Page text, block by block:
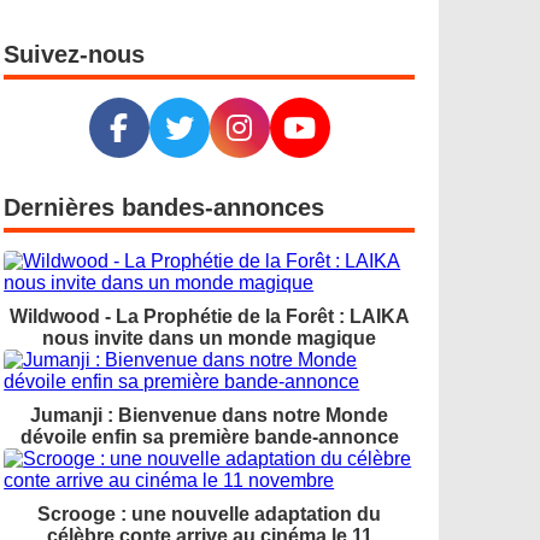
Suivez-nous
Dernières bandes-annonces
Wildwood - La Prophétie de la Forêt : LAIKA
nous invite dans un monde magique
Jumanji : Bienvenue dans notre Monde
dévoile enfin sa première bande-annonce
Scrooge : une nouvelle adaptation du
célèbre conte arrive au cinéma le 11